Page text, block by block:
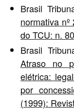
Brasil
normativa
do TCU: n.
Brasil
Atraso no
elétrica:
por
(1999):